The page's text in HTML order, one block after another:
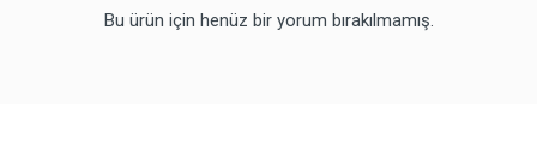
Bu ürün için henüz bir yorum bırakılmamış.